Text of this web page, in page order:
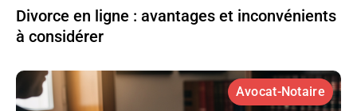
Divorce en ligne : avantages et inconvénients
à considérer
Avocat-Notaire